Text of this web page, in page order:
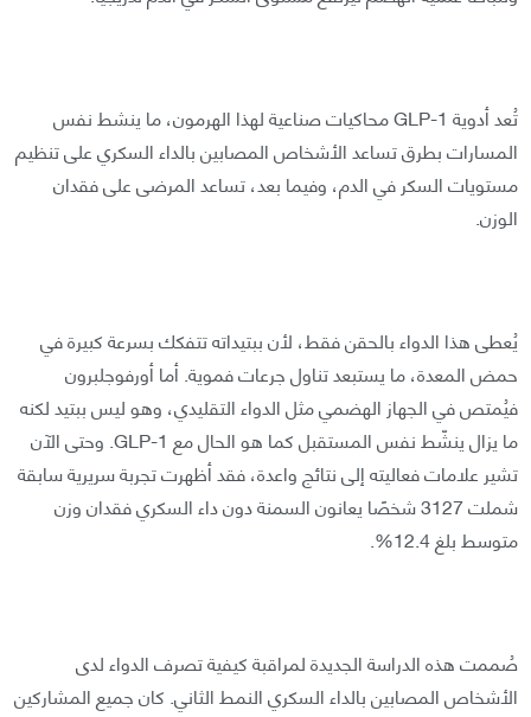
تُعد أدوية GLP-1 محاكيات صناعية لهذا الهرمون، ما ينشط نفس
المسارات بطرق تساعد الأشخاص المصابين بالداء السكري على تنظيم
مستويات السكر في الدم، وفيما بعد، تساعد المرضى على فقدان
الوزن.
يُعطى هذا الدواء بالحقن فقط، لأن ببتيداته تتفكك بسرعة كبيرة في
حمض المعدة، ما يستبعد تناول جرعات فموية. أما أورفوجلبرون
فيُمتص في الجهاز الهضمي مثل الدواء التقليدي، وهو ليس ببتيد لكنه
ما يزال ينشّط نفس المستقبل كما هو الحال مع GLP-1. وحتى الآن
تشير علامات فعاليته إلى نتائج واعدة، فقد أظهرت تجربة سريرية سابقة
شملت 3127 شخصًا يعانون السمنة دون داء السكري فقدان وزن
متوسط بلغ 12.4%.
صُممت هذه الدراسة الجديدة لمراقبة كيفية تصرف الدواء لدى
الأشخاص المصابين بالداء السكري النمط الثاني. كان جميع المشاركين